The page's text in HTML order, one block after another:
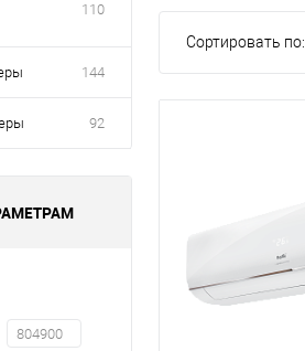
110
144
92
Сортировать по: